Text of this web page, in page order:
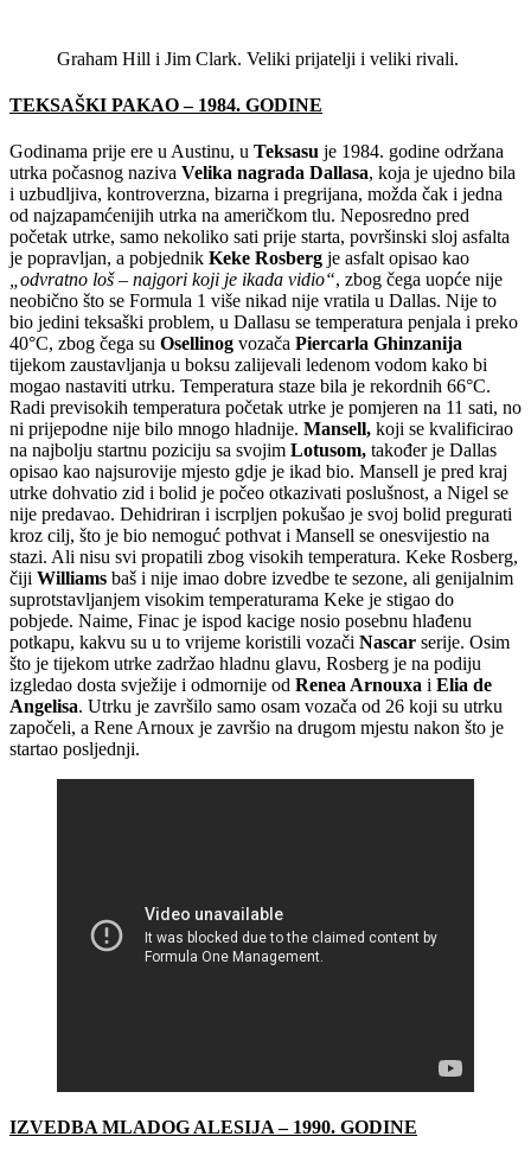
Graham Hill i Jim Clark. Veliki prijatelji i veliki rivali.
TEKSAŠKI PAKAO – 1984. GODINE
Godinama prije ere u Austinu, u Teksasu je 1984. godine održana
utrka počasnog naziva Velika nagrada Dallasa, koja je ujedno bila
i uzbudljiva, kontroverzna, bizarna i pregrijana, možda čak i jedna
od najzapamćenijih utrka na američkom tlu. Neposredno pred
početak utrke, samo nekoliko sati prije starta, površinski sloj asfalta
je popravljan, a pobjednik Keke Rosberg je asfalt opisao kao
„odvratno loš – najgori koji je ikada vidio“, zbog čega uopće nije
neobično što se Formula 1 više nikad nije vratila u Dallas. Nije to
bio jedini teksaški problem, u Dallasu se temperatura penjala i preko
40°C, zbog čega su Osellinog vozača Piercarla Ghinzanija
tijekom zaustavljanja u boksu zalijevali ledenom vodom kako bi
mogao nastaviti utrku. Temperatura staze bila je rekordnih 66°C.
Radi previsokih temperatura početak utrke je pomjeren na 11 sati, no
ni prijepodne nije bilo mnogo hladnije. Mansell, koji se kvalificirao
na najbolju startnu poziciju sa svojim Lotusom, također je Dallas
opisao kao najsurovije mjesto gdje je ikad bio. Mansell je pred kraj
utrke dohvatio zid i bolid je počeo otkazivati poslušnost, a Nigel se
nije predavao. Dehidriran i iscrpljen pokušao je svoj bolid pregurati
kroz cilj, što je bio nemoguć pothvat i Mansell se onesvijestio na
stazi. Ali nisu svi propatili zbog visokih temperatura. Keke Rosberg,
čiji Williams baš i nije imao dobre izvedbe te sezone, ali genijalnim
suprotstavljanjem visokim temperaturama Keke je stigao do
pobjede. Naime, Finac je ispod kacige nosio posebnu hlađenu
potkapu, kakvu su u to vrijeme koristili vozači Nascar serije. Osim
što je tijekom utrke zadržao hladnu glavu, Rosberg je na podiju
izgledao dosta svježije i odmornije od Renea Arnouxa i Elia de
Angelisa. Utrku je završilo samo osam vozača od 26 koji su utrku
započeli, a Rene Arnoux je završio na drugom mjestu nakon što je
startao posljednji.
IZVEDBA MLADOG ALESIJA – 1990. GODINE